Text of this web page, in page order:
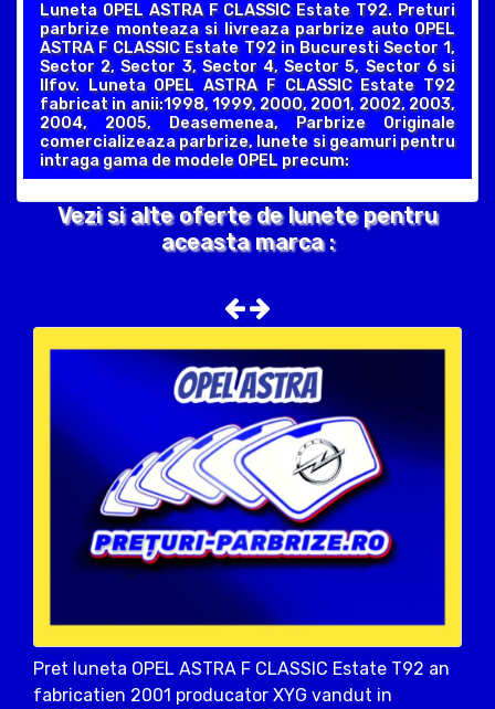
Luneta OPEL ASTRA F CLASSIC Estate T92. Preturi
parbrize monteaza si livreaza parbrize auto OPEL
ASTRA F CLASSIC Estate T92 in Bucuresti Sector 1,
Sector 2, Sector 3, Sector 4, Sector 5, Sector 6 si
Ilfov. Luneta OPEL ASTRA F CLASSIC Estate T92
fabricat in anii:1998, 1999, 2000, 2001, 2002, 2003,
2004, 2005, Deasemenea, Parbrize Originale
comercializeaza parbrize, lunete si geamuri pentru
intraga gama de modele OPEL precum:
Vezi si alte oferte de lunete pentru
aceasta marca :
Pret luneta OPEL ASTRA F CLASSIC Estate T92 an
fabricatien 2001 producator XYG vandut in